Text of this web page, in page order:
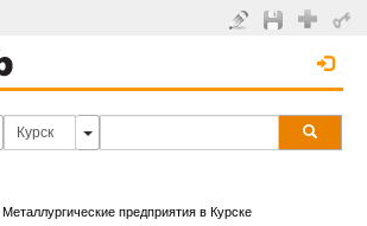
Металлургические предприятия в Курске